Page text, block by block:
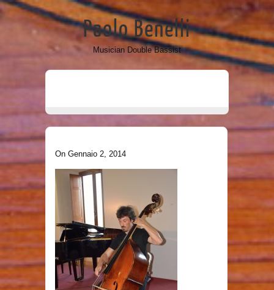
Paolo Benelli
Musician Double Bassist
On Gennaio 2, 2014